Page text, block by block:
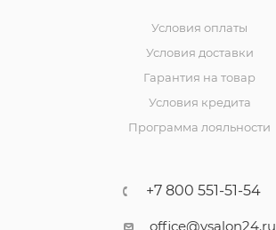
Условия оплаты
Условия доставки
Гарантия на товар
Условия кредита
Программа лояльности
+7 800 551-51-54
office@vsalon24.ru